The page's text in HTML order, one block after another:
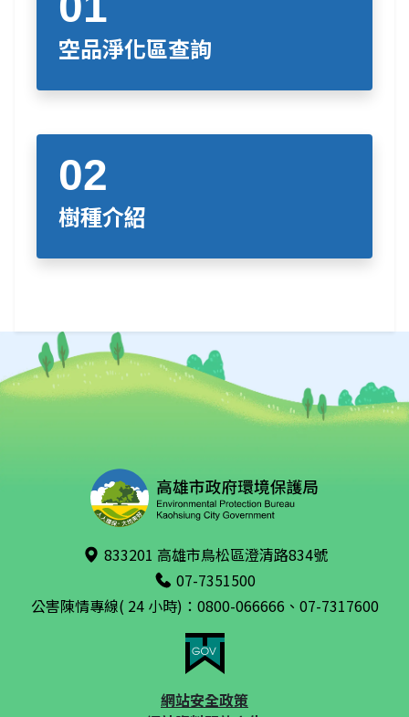
空品淨化區查詢
樹種介紹
833201 高雄市鳥松區澄清路834號
07-7351500
公害陳情專線( 24 小時)：0800-066666、07-7317600
網站安全政策